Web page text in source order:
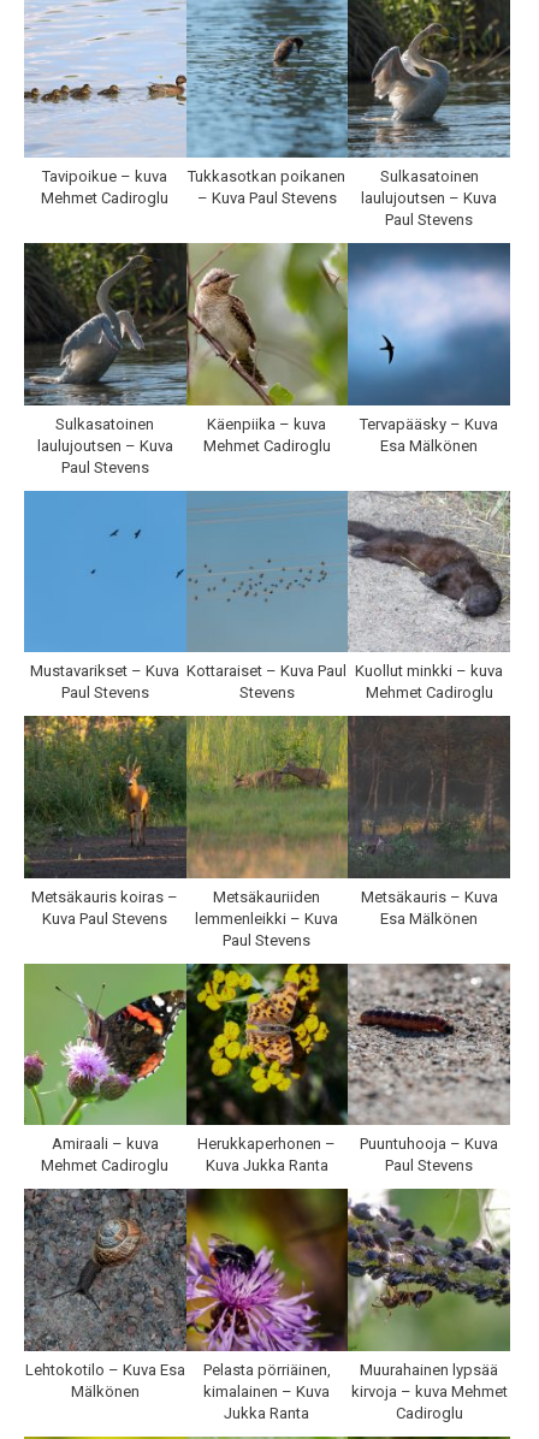
Tavipoikue – kuva
Mehmet Cadiroglu
Tukkasotkan poikanen
– Kuva Paul Stevens
Sulkasatoinen
laulujoutsen – Kuva
Paul Stevens
Sulkasatoinen
laulujoutsen – Kuva
Paul Stevens
Käenpiika – kuva
Mehmet Cadiroglu
Tervapääsky – Kuva
Esa Mälkönen
Mustavarikset – Kuva
Paul Stevens
Kottaraiset – Kuva Paul
Stevens
Kuollut minkki – kuva
Mehmet Cadiroglu
Metsäkauris koiras –
Kuva Paul Stevens
Metsäkauriiden
lemmenleikki – Kuva
Paul Stevens
Metsäkauris – Kuva
Esa Mälkönen
Amiraali – kuva
Mehmet Cadiroglu
Herukkaperhonen –
Kuva Jukka Ranta
Puuntuhooja – Kuva
Paul Stevens
Lehtokotilo – Kuva Esa
Mälkönen
Pelasta pörriäinen,
kimalainen – Kuva
Jukka Ranta
Muurahainen lypsää
kirvoja – kuva Mehmet
Cadiroglu